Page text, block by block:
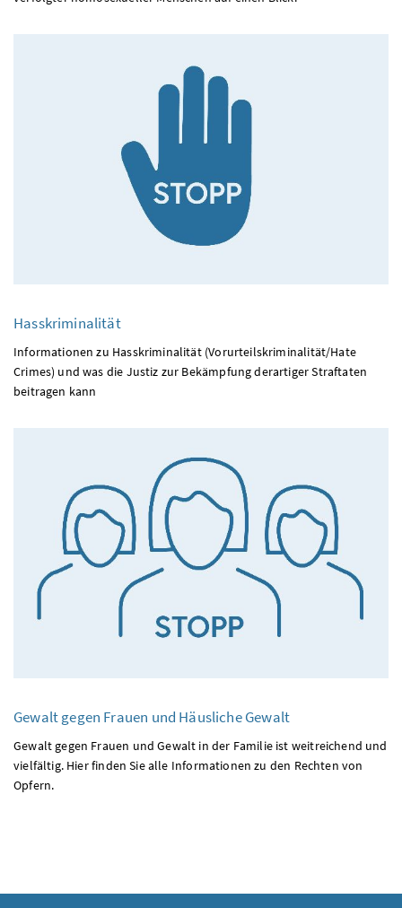
Hasskriminalität
Informationen zu Hasskriminalität (Vorurteilskriminalität/Hate
Crimes) und was die Justiz zur Bekämpfung derartiger Straftaten
beitragen kann
Gewalt gegen Frauen und Häusliche Gewalt
Gewalt gegen Frauen und Gewalt in der Familie ist weitreichend und
vielfältig. Hier finden Sie alle Informationen zu den Rechten von
Opfern.